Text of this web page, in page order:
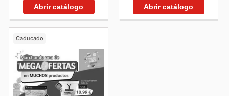
Abrir catálogo Abrir catálogo
Caducado